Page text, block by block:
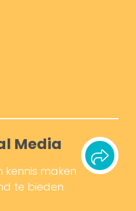
Media
maken
te bieden